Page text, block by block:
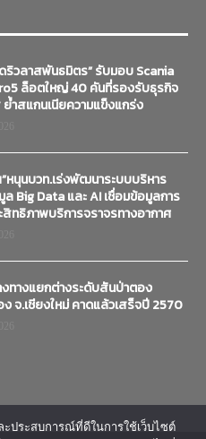
ริวลาสพันธมิตร” รับมอบ Scania
ล็อตใหญ่ 40 คันที่รองรับธุรกิจ
ำสแกนเนียความแข็งแกร่ง
หนุนบวท.เร่งพัฒนาระบบบริหาร
Big Data และ AI เชื่อมข้อมูลการ
สิทธิภาพบริการจราจรทางอากาศ
ทางแยกต่างระดับสันป่าตอง
จ.เชียงใหม่ คาดแล้วเสร็จปี 2570
ประสบการณ์ที่ดีในการใช้เว็บไซต์